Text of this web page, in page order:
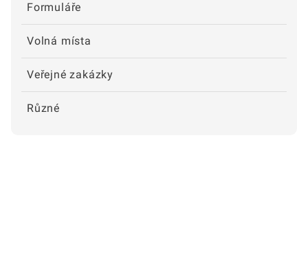
Formuláře
Volná místa
Veřejné zakázky
Různé